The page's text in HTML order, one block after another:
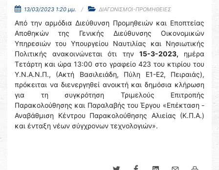
13/03/2023 1:20 μμ. ΔΙΑΓΩΝΙΣΜΟΙ-ΠΡΟΜΗΘΕΙΕΣ
Από την αρμόδια Διεύθυνση Προμηθειών και Εποπτείας
Αποθηκών της Γενικής Διεύθυνσης Οικονομικών
Υπηρεσιών του Υπουργείου Ναυτιλίας και Νησιωτικής
Πολιτικής ανακοινώνεται ότι την 15-3-2023, ημέρα
Τετάρτη και ώρα 13:00 στο γραφείο 423 του κτιρίου του
Υ.Ν.Α.Ν.Π., (Ακτή Βασιλειάδη, Πύλη Ε1-Ε2, Πειραιάς),
πρόκειται να διενεργηθεί ανοικτή και δημόσια κλήρωση
για τη συγκρότηση Τριμελούς Επιτροπής
Παρακολούθησης και Παραλαβής του Έργου «Επέκταση -
Αναβάθμιση Κέντρου Παρακολούθησης Αλιείας (Κ.Π.Α.)
και ένταξη νέων σύγχρονων τεχνολογιών».